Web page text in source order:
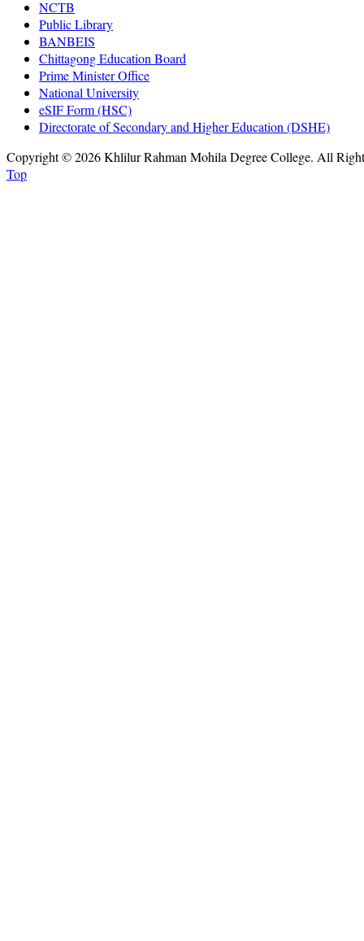
NCTB
Public Library
BANBEIS
Chittagong Education Board
Prime Minister Office
National University
eSIF Form (HSC)
Directorate of Secondary and Higher Education (DSHE)
Copyright © 2026 Khlilur Rahman Mohila Degree College. All
Top